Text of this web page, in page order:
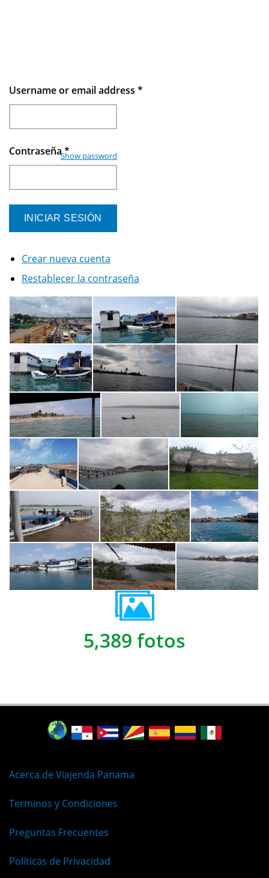
Username or email address *
Contraseña*
Show password
Crear nueva cuenta
Restablecer la contraseña
5,389 fotos
Acerca de Viajenda Panama
Terminos y Condiciones
Preguntas Frecuentes
Políticas de Privacidad